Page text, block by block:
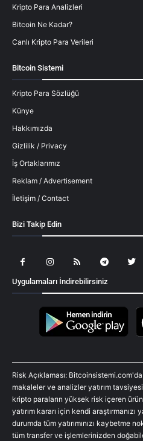
Kripto Para Analizleri
Bitcoin Ne Kadar?
Canlı Kripto Para Verileri
Bitcoin Sistemi
Kripto Para Sözlüğü
Künye
Hakkımızda
Gizlilik / Privacy
İş Ortaklarımız
Reklam / Advertisement
İletişim / Contact
Bizi Takip Edin
Uygulamaları İndirebilirsiniz
Risk Açıklaması:
makaleler ve analizler yatırım
kripto paraların yüksek risk içeren
yatırım kararı için kendi
durumda tüm yatırımınızı kaybetme
tüm transfer ve işlemlerinizden